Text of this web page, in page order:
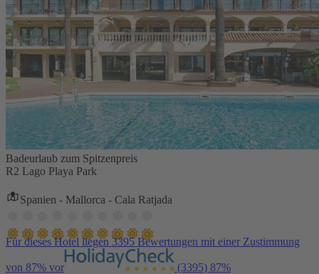
Badeurlaub zum Spitzenpreis
R2 Lago Playa Park
Spanien - Mallorca - Cala Ratjada
Für dieses Hotel liegen 3395 Bewertungen mit einer Zustimmung
von 87% vor (3395) 87%